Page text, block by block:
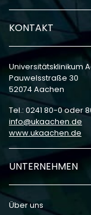
KONTAKT
Universitätsklinikum
Pauwelsstraße 30
52074 Aachen
Tel.: 0241 80-0 oder
info
ukaachen de
www.ukaachen.de
UNTERNEHMEN
Über uns